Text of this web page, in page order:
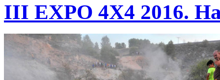
III EXPO 4X4 2016.